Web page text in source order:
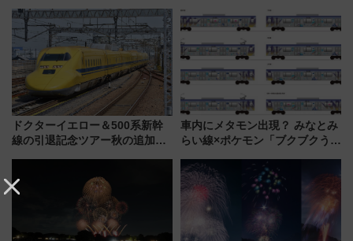
定1万5000枚】
ZOO」開催情報
ドクターイエロー＆500系新幹
線の引退記念ツアー秋の追加企
車内にメタモン出現？ みなとみ
らい線×ポケモン「ブクブクうみ
行開始に！ この夏は直通列車で
横浜へ！